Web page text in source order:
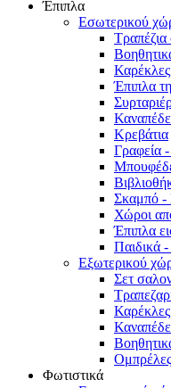
Έπιπλα
Εσωτερικού
Τραπέζια
Έπιπλα
Κρεβάτια
Γραφεία
Σκαμπό
Χώροι
Έπιπλα
Παιδικά
Εξωτερικού
Σετ
Ομπρέλες
Φωτιστικά